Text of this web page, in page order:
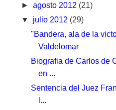
► agosto 2012 (21)
▼ julio 2012 (29)
"Bandera, ala de la
Valdelomar
Biografia de Carlos de
en ...
Sentencia del Juez
l...